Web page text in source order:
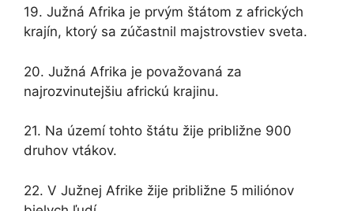
19. Južná Afrika je prvým štátom z afrických
krajín, ktorý sa zúčastnil majstrovstiev sveta.
20. Južná Afrika je považovaná za
najrozvinutejšiu africkú krajinu.
21. Na území tohto štátu žije približne 900
druhov vtákov.
22. V Južnej Afrike žije približne 5 miliónov